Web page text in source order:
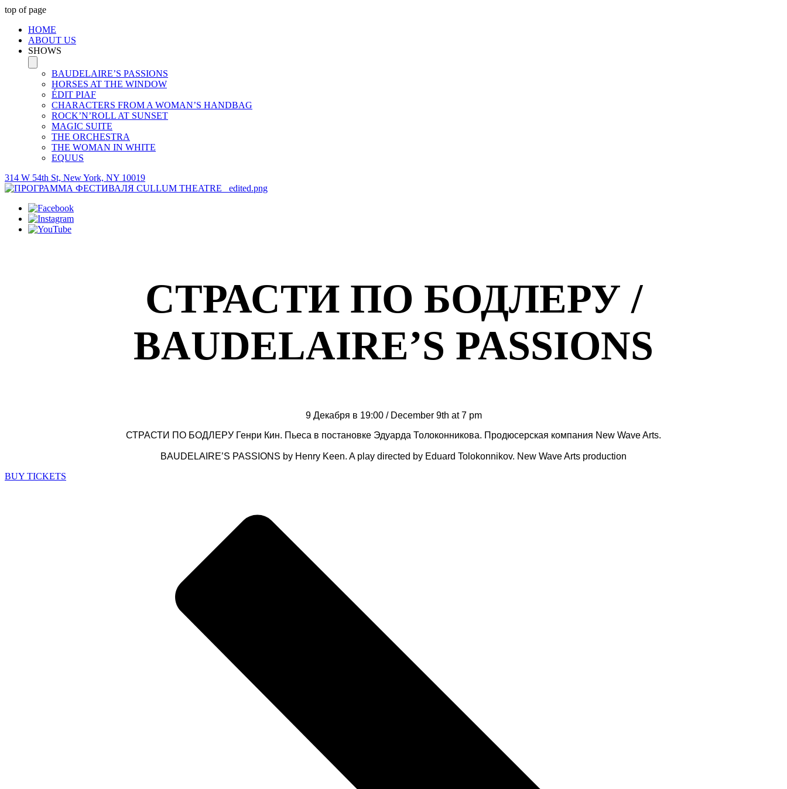
top of page
HOME
ABOUT US
SHOWS
BAUDELAIRE’S PASSIONS
HORSES AT THE WINDOW
ÉDIT PIAF
CHARACTERS FROM A WOMAN’S HANDBAG
ROCK’N’ROLL AT SUNSET
MAGIC SUITE
THE ORCHESTRA
THE WOMAN IN WHITE
EQUUS
314 W 54th St, New York, NY 10019
СТРАСТИ ПО БОДЛЕРУ /
BAUDELAIRE’S PASSIONS
9 Декабря в 19:00 / December 9th at 7 pm
СТРАСТИ ПО БОДЛЕРУ Генри Кин. Пьеса в постановке Эдуарда Толоконникова. Продюсерская компания New Wave Arts.
BAUDELAIRE’S PASSIONS by Henry Keen. A play directed by Eduard Tolokonnikov. New Wave Arts production
BUY TICKETS